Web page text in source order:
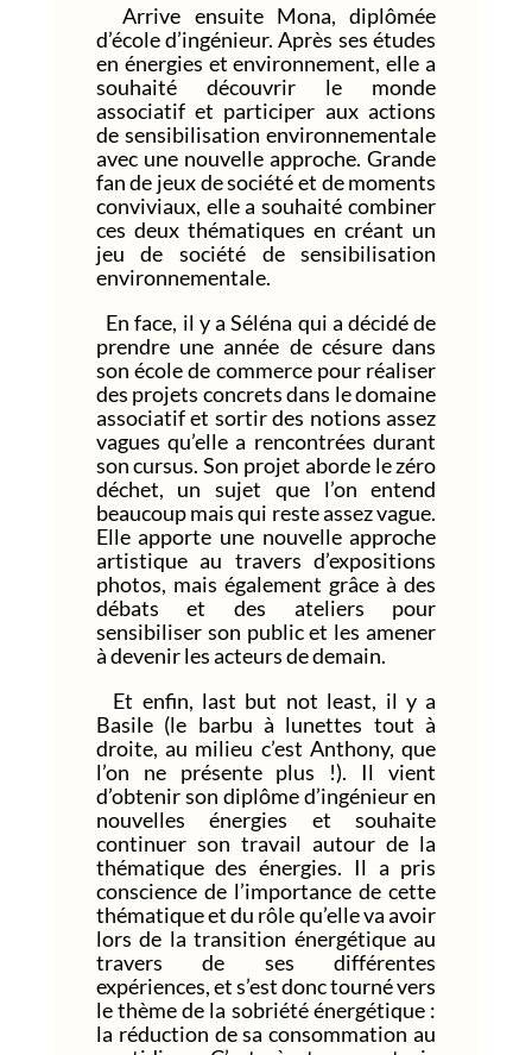
Arrive ensuite Mona, diplômée
d’école d’ingénieur. Après ses études
en énergies et environnement, elle a
souhaité découvrir le monde
associatif et participer aux actions
de sensibilisation environnementale
avec une nouvelle approche. Grande
fan de jeux de société et de moments
conviviaux, elle a souhaité combiner
ces deux thématiques en créant un
jeu de société de sensibilisation
environnementale.
En face, il y a Séléna qui a décidé de
prendre une année de césure dans
son école de commerce pour réaliser
des projets concrets dans le domaine
associatif et sortir des notions assez
vagues qu’elle a rencontrées durant
son cursus. Son projet aborde le zéro
déchet, un sujet que l’on entend
beaucoup mais qui reste assez vague.
Elle apporte une nouvelle approche
artistique au travers d’expositions
photos, mais également grâce à des
débats et des ateliers pour
sensibiliser son public et les amener
à devenir les acteurs de demain.
Et enfin, last but not least, il y a
Basile (le barbu à lunettes tout à
droite, au milieu c’est Anthony, que
l’on ne présente plus !). Il vient
d’obtenir son diplôme d’ingénieur en
nouvelles énergies et souhaite
continuer son travail autour de la
thématique des énergies. Il a pris
conscience de l’importance de cette
thématique et du rôle qu’elle va avoir
lors de la transition énergétique au
travers de ses différentes
expériences, et s’est donc tourné vers
le thème de la sobriété énergétique :
la réduction de sa consommation au